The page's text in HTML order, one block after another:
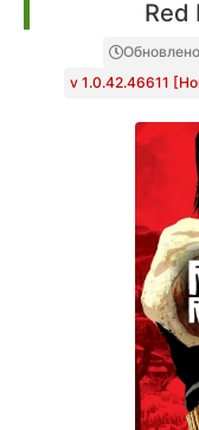
Red
v 1.0.42.46611